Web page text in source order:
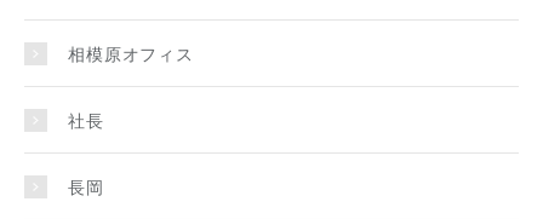
相模原オフィス
社長
長岡